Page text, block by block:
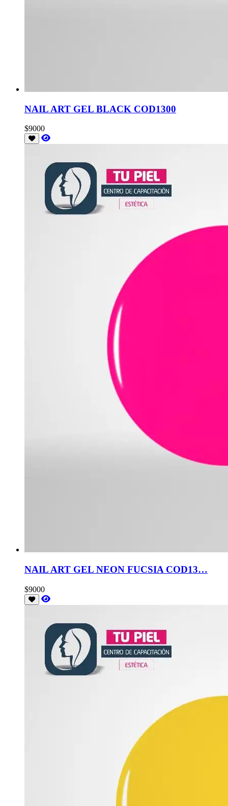
NAIL ART GEL BLACK COD1300
$9000
NAIL ART GEL NEON FUCSIA COD13…
$9000